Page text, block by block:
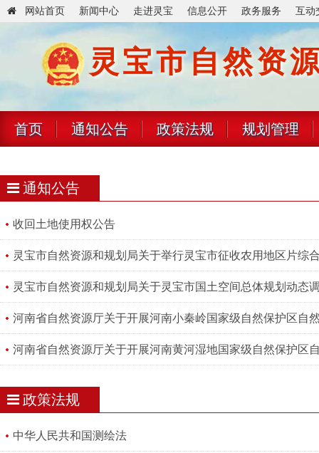
网站首页 新闻中心 走进灵宝 信息公开 政务服务 互动
灵宝市自然资
首页 通知公告 政策法规 规划管理
通知公告
收回土地使用权公告
灵宝市自然资源和规划局关于举行灵宝市征收农用地区片综
灵宝市自然资源和规划局关于灵宝市国土空间总体规划动态
河南省自然资源厅关于开展河南小秦岭国家级自然保护区自
河南省自然资源厅关于开展河南黄河湿地国家级自然保护区
政策法规
中华人民共和国测绘法